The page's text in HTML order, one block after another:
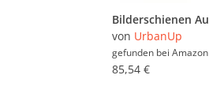
von UrbanUp
gefunden bei Amazon
85,54 €